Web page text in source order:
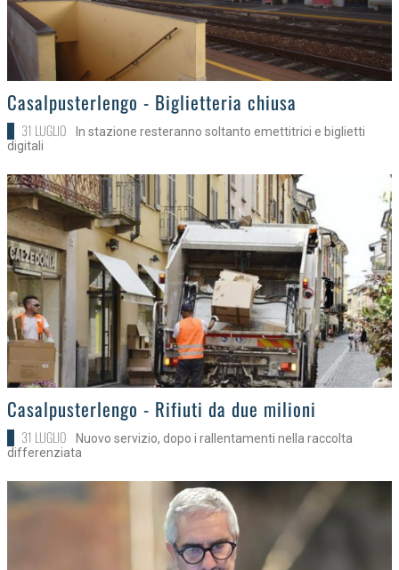
>
Casalpusterlengo - Biglietteria chiusa
31 LUGLIO
In stazione resteranno soltanto emettitrici e biglietti
digitali
>
Casalpusterlengo - Rifiuti da due milioni
31 LUGLIO
Nuovo servizio, dopo i rallentamenti nella raccolta
differenziata